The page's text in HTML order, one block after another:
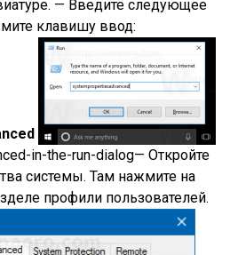
— Введите следующее
клавишу ввод:
in-the-run-dialog— Откройте
системы. Там нажмите на
профили пользователей.